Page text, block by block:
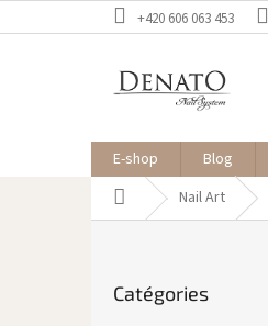
au
+420 606 063 453
E-shop Blog
AccueilNail Art
les
Catégories